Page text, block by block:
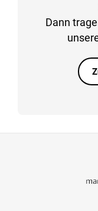
Dann